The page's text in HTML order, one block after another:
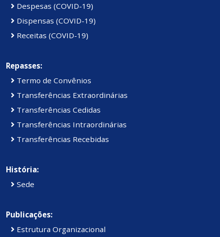
Despesas (COVID-19)
Dispensas (COVID-19)
Receitas (COVID-19)
Repasses:
Termo de Convênios
Transferências Extraordinárias
Transferências Cedidas
Transferências Intraordinárias
Transferências Recebidas
História:
Sede
Publicações:
Estrutura Organizacional